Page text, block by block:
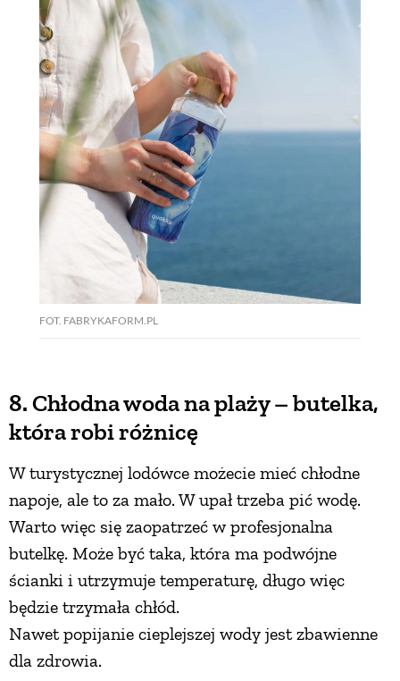
FOT. FABRYKAFORM.PL
8. Chłodna woda na plaży – butelka,
która robi różnicę
W turystycznej lodówce możecie mieć chłodne
napoje, ale to za mało. W upał trzeba pić wodę.
Warto więc się zaopatrzeć w profesjonalna
butelkę. Może być taka, która ma podwójne
ścianki i utrzymuje temperaturę, długo więc
będzie trzymała chłód.
Nawet popijanie cieplejszej wody jest zbawienne
dla zdrowia.